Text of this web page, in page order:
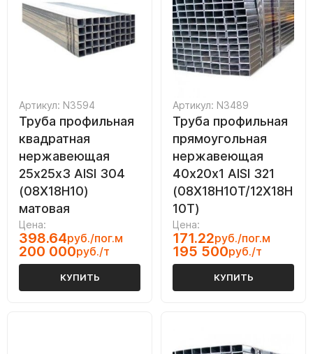
Артикул: N3594
Труба профильная
квадратная
нержавеющая
25х25х3 AISI 304
(08Х18Н10)
матовая
Цена:
398.64руб./пог.м
200 000руб./т
КУПИТЬ
Артикул: N3489
Труба профильная
прямоугольная
нержавеющая
40х20х1 AISI 321
(08Х18Н10Т/12Х18Н
10Т)
Цена:
171.22руб./пог.м
195 500руб./т
КУПИТЬ